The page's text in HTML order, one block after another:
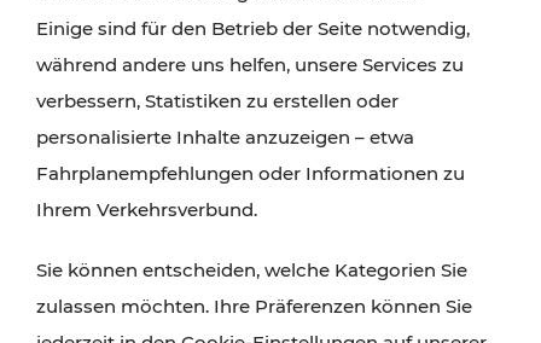
Attraktionen sind mit den Ticket- und Fahrplan-
Angeboten des VOR gut und schnell erreichbar.
Einige sind für den Betrieb der Seite notwendig,
während andere uns helfen, unsere Services zu
verbessern, Statistiken zu erstellen oder
personalisierte Inhalte anzuzeigen – etwa
Fahrplanempfehlungen oder Informationen zu
Ihrem Verkehrsverbund.
Sie können entscheiden, welche Kategorien Sie
zulassen möchten. Ihre Präferenzen können Sie